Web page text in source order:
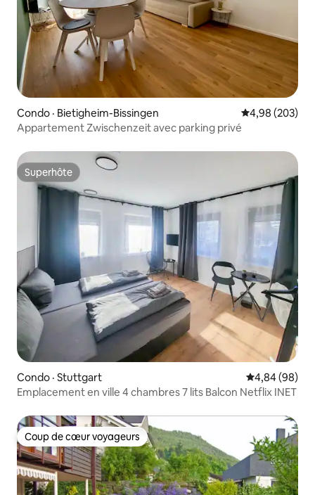
Condo · Bietigheim-Bissingen Note
4,98 (203)
Appartement Zwischenzeit avec parking privé
Superhôte
Superhôte
Condo · Stuttgart Note
4,84 (98)
Emplacement en ville 4 chambres 7 lits Balcon Netflix INET
Coup de cœur voyageurs
Coup de cœur voyageurs